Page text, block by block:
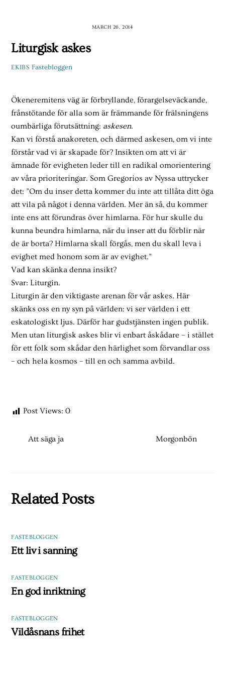
MARCH 26, 2014
Liturgisk askes
EKIBS Fastebloggen
Ökeneremitens väg är förbryllande, förargelseväckande,
frånstötande för alla som är främmande för frälsningens
oumbärliga förutsättning: askesen.
Kan vi förstå anakoreten, och därmed askesen, om vi inte
förstår vad vi är skapade för? Insikten om att vi är
ämnade för evigheten leder till en radikal omorientering
av våra prioriteringar. Som Gregorios av Nyssa uttrycker
det: ”Om du inser detta kommer du inte att tillåta ditt öga
att vila på något i denna världen. Mer än så, du kommer
inte ens att förundras över himlarna. För hur skulle du
kunna beundra himlarna, när du inser att du förblir när
de är borta? Himlarna skall förgås, men du skall leva i
evighet med honom som är av evighet.”
Vad kan skänka denna insikt?
Svar: Liturgin.
Liturgin är den viktigaste arenan för vår askes. Här
skänks oss en ny syn på världen: vi ser världen i ett
eskatologiskt ljus. Därför har gudstjänsten ingen publik.
Men utan liturgisk askes blir vi enbart åskådare – i stället
för ett folk som skådar den härlighet som förvandlar oss
– och hela kosmos – till en och samma avbild.
Post Views: 0
Att säga ja Morgonbön
Related Posts
FASTEBLOGGEN
Ett liv i sanning
FASTEBLOGGEN
En god inriktning
FASTEBLOGGEN
Vildåsnans frihet